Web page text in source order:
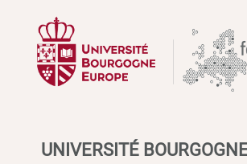
UNIVERSITÉ